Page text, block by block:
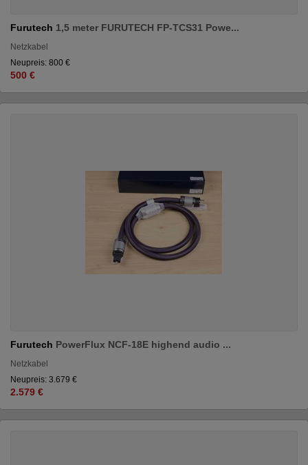
Furutech 1,5 meter FURUTECH FP-TCS31 Powe...
Netzkabel
Neupreis: 800 €
500 €
Furutech PowerFlux NCF-18E highend audio ...
Netzkabel
Neupreis: 3.679 €
2.579 €